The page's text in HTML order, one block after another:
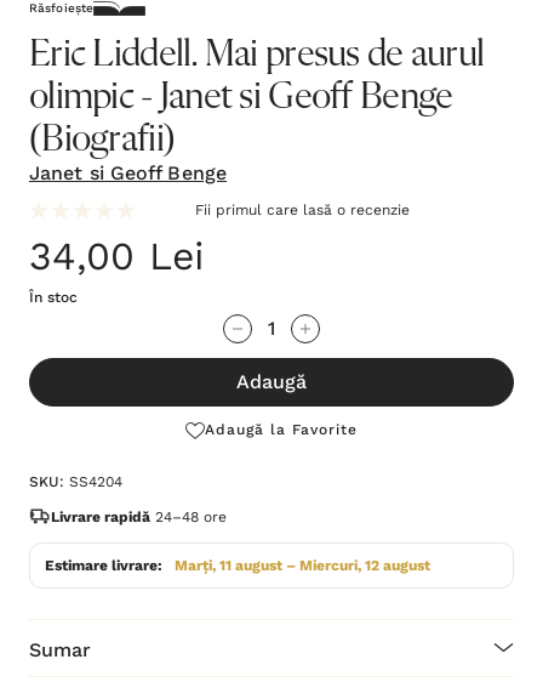
Răsfoiește
Eric Liddell. Mai presus de aurul
olimpic - Janet si Geoff Benge
(Biografii)
Janet si Geoff Benge
Fii primul care lasă o recenzie
34,00 Lei
În stoc
te!
Stocul
Adaugă
Adaugă la Favorite
SKU: SS4204
Livrare rapidă 24–48 ore
Estimare livrare: Marți, 11 august – Miercuri, 12 august
Sumar